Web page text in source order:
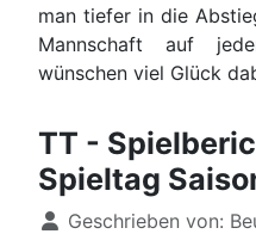
man tiefer in die
Mannschaft auf
wünschen viel Glück
TT -
Spieltag
Details
Geschrieben von: